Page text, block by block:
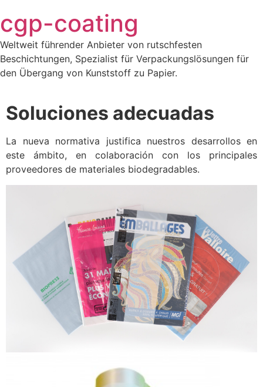
al
contenido
cgp-coating
Weltweit führender Anbieter von rutschfesten
Beschichtungen, Spezialist für Verpackungslösungen für
den Übergang von Kunststoff zu Papier.
Soluciones adecuadas
La nueva normativa justifica nuestros desarrollos en
este ámbito, en colaboración con los principales
proveedores de materiales biodegradables.